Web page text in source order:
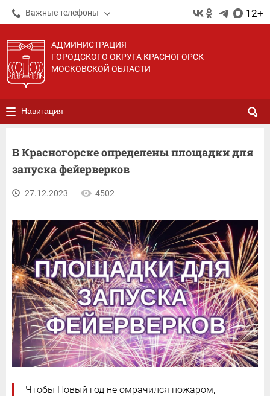
Важные телефоны 12+
АДМИНИСТРАЦИЯ
ГОРОДСКОГО ОКРУГА КРАСНОГОРСК
МОСКОВСКОЙ ОБЛАСТИ
Навигация
В Красногорске определены площадки для
запуска фейерверков
27.12.2023 4502
Чтобы Новый год не омрачился пожаром,